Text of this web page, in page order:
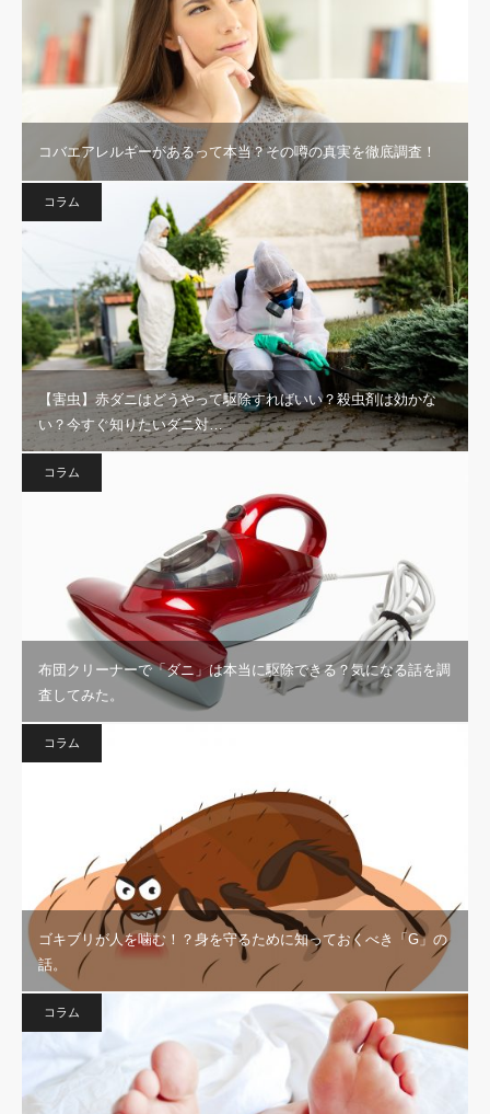
コバエアレルギーがあるって本当？その噂の真実を徹底調査！
コラム
【害虫】赤ダニはどうやって駆除すればいい？殺虫剤は効かな
い？今すぐ知りたいダニ対…
コラム
布団クリーナーで「ダニ」は本当に駆除できる？気になる話を調
査してみた。
コラム
ゴキブリが人を噛む！？身を守るために知っておくべき「G」の
話。
コラム